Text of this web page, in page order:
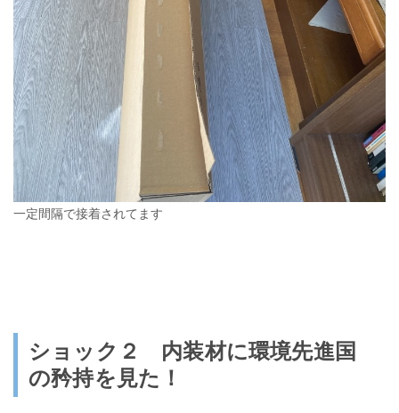
一定間隔で接着されてます
ショック２ 内装材に環境先進国
の矜持を見た！